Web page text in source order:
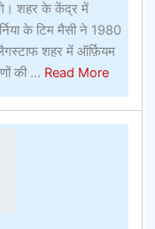
शहर के केंद्र में
के टिम मैसी ने 1980
शहर में ऑर्फ़ियम
की ... Read Moreabout
मेडिकल
टेक